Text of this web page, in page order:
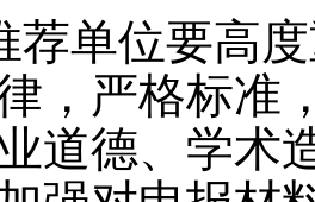
荐单位要高
，严格标准
道德、学术